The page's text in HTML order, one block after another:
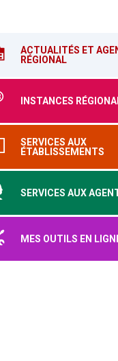
ACTUALITÉS ET
RÉGIONAL
INSTANCES
SERVICES AUX
ÉTABLISSEMENTS
SERVICES AUX
MES OUTILS EN